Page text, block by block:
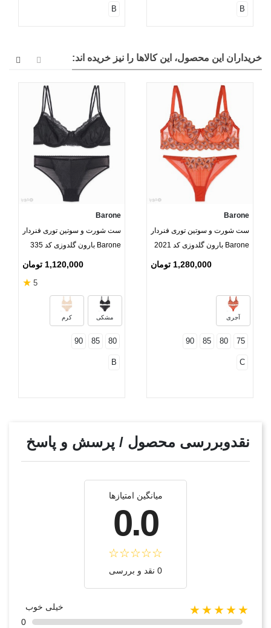
B
B
خریداران این محصول، این کالاها را نیز خریده اند:
Barone
ست شورت و سوتین توری فنردار
Barone بارون گلدوزی کد 2021
1,280,000 تومان
آجری
75
80
85
90
C
Barone
ست شورت و سوتین توری فنردار
Barone بارون گلدوزی کد 335
1,120,000 تومان
5
★
مشکی کرم
80
85
90
B
نقدوبررسی محصول / پرسش و پاسخ
میانگین امتیازها
0.0
0 نقد و بررسی
★★★★★
خیلی خوب
0